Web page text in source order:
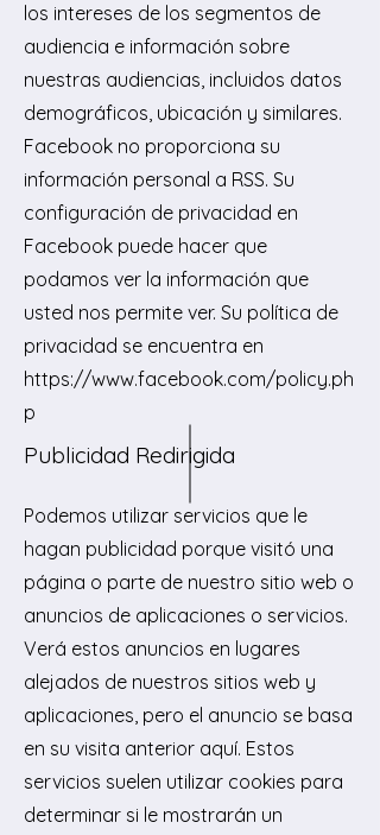
los intereses de los segmentos de
audiencia e información sobre
nuestras audiencias, incluidos datos
demográficos, ubicación y similares.
Facebook no proporciona su
información personal a RSS. Su
configuración de privacidad en
Facebook puede hacer que
podamos ver la información que
usted nos permite ver. Su política de
privacidad se encuentra en
https://www.facebook.com/policy.ph
p
Publicidad Redirigida
Podemos utilizar servicios que le
hagan publicidad porque visitó una
página o parte de nuestro sitio web o
anuncios de aplicaciones o servicios.
Verá estos anuncios en lugares
alejados de nuestros sitios web y
aplicaciones, pero el anuncio se basa
en su visita anterior aquí. Estos
servicios suelen utilizar cookies para
determinar si le mostrarán un